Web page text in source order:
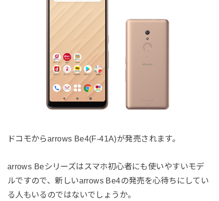
ドコモからarrows Be4(F-41A)が発売されます。
arrows Beシリーズはスマホ初心者にも使いやすいモデ
ルですので、新しいarrows Be4の発売を心待ちにしてい
る人もいるのではないでしょうか。